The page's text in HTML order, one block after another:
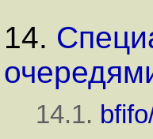
14.
14.1.